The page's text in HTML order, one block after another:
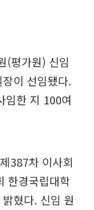
(평가원) 신임
이 선임됐다.
임한 지 100여
387차 이사회
한경국립대학
혔다. 신임 원